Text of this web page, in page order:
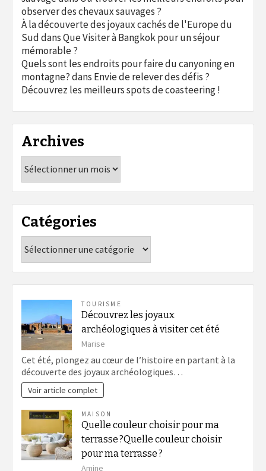
observer des chevaux sauvages ?
À la découverte des joyaux cachés de l'Europe du
SuddansQue Visiter à Bangkok pour un séjour
mémorable ?
Quels sont les endroits pour faire du canyoning en
montagne?dans Envie de relever des défis ?
Découvrez les meilleurs spots de coasteering !
Archives
Catégories
TOURISME
Découvrez les joyaux
archéologiques à visiter cet été
Marise
Cet été, plongez au cœur de l’histoire en partant à la
découverte des joyaux archéologiques…
Voir article complet
MAISON
Quelle couleur choisir pour ma
terrasse ?Quelle couleur choisir
pour ma terrasse ?
Amine